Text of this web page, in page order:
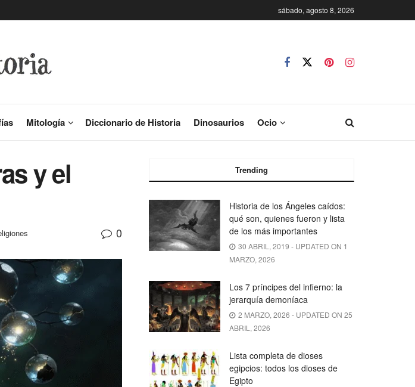
sábado, agosto 8, 2026
Mitología Diccionario de Historia Dinosaurios Ocio
y el
0
Trending
Historia de los Ángeles caídos:
qué son, quienes fueron y lista
de los más importantes
30 ABRIL, 2019 - UPDATED ON 1
MARZO, 2026
Los 7 príncipes del infierno: la
jerarquía demoníaca
2 MARZO, 2026 - UPDATED ON 25
ABRIL, 2026
Lista completa de dioses
egipcios: todos los dioses de
Egipto